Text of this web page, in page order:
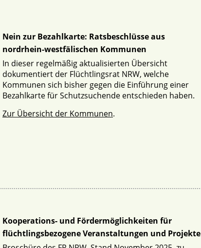
Nein zur Bezahlkarte: Ratsbeschlüsse aus
nordrhein-westfälischen Kommunen
In dieser regelmäßig aktualisierten Übersicht
dokumentiert der Flüchtlingsrat NRW, welche
Kommunen sich bisher gegen die Einführung einer
Bezahlkarte für Schutzsuchende entschieden haben.
Zur Übersicht der Kommunen.
Kooperations- und Fördermöglichkeiten für
flüchtlingsbezogene Veranstaltungen und Projekte